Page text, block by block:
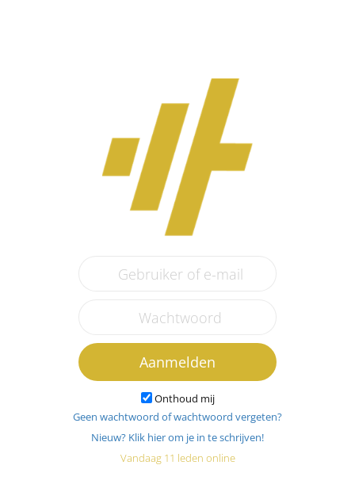
Aanmelden
Onthoud mij
Geen wachtwoord of wachtwoord vergeten?
Nieuw? Klik hier om je in te schrijven!
Vandaag 11 leden online